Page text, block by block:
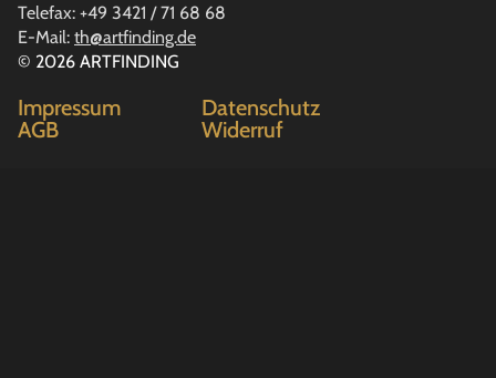
© 2026 ARTFINDING
Impressum
Datenschutz
AGB
Widerruf
Telefax: +49 3421 / 71 68 68
E-Mail: th@artfinding.de